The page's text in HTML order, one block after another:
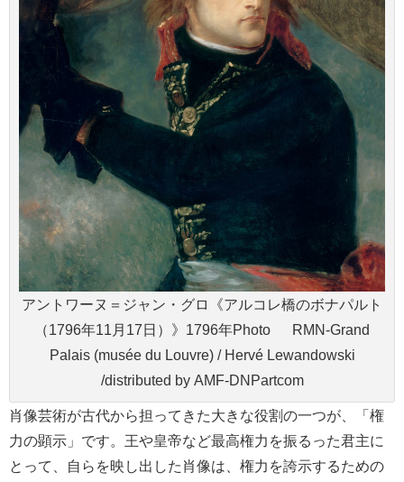
アントワーヌ＝ジャン・グロ《アルコレ橋のボナパルト
（1796年11月17日）》1796年Photo © RMN-Grand
Palais (musée du Louvre) / Hervé Lewandowski
/distributed by AMF-DNPartcom
肖像芸術が古代から担ってきた大きな役割の一つが、「権
力の顕示」です。王や皇帝など最高権力を振るった君主に
とって、自らを映し出した肖像は、権力を誇示するための